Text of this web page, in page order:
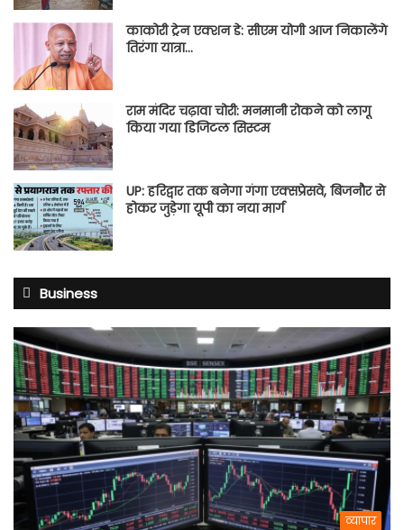
काकोरी ट्रेन एक्शन डे: सीएम योगी आज निकालेंगे
तिरंगा यात्रा…
राम मंदिर चढ़ावा चोरी: मनमानी रोकने को लागू
किया गया डिजिटल सिस्टम
UP: हरिद्वार तक बनेगा गंगा एक्सप्रेसवे, बिजनौर से
होकर जुड़ेगा यूपी का नया मार्ग
Business
व्यापार